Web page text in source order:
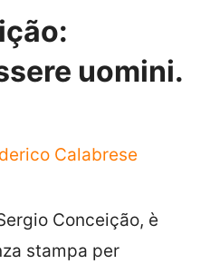
uomini.
Calabrese
Conceição, è
stampa per